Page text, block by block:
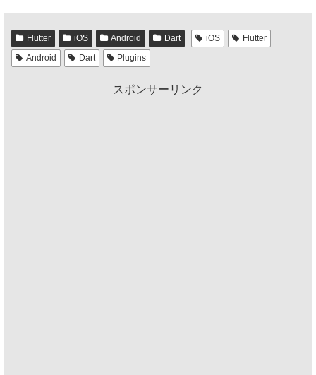
Flutter iOS Android Dart iOS
Flutter
Android
Dart Plugins
スポンサーリンク